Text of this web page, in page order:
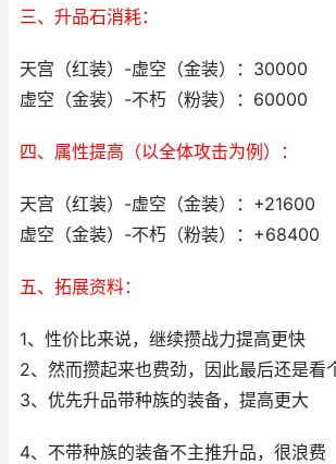
三、升品石消耗：
天宫（红装）-虚空（金装）：30000
虚空（金装）-不朽（粉装）：60000
四、属性提高（以全体攻击为例）：
天宫（红装）-虚空（金装）：+21600
虚空（金装）-不朽（粉装）：+68400
五、拓展资料：
1、性价比来说，继续攒战力提高更快
2、然而攒起来也费劲，因此最后还是看
3、优先升品带种族的装备，提高更大
4、不带种族的装备不主推升品，很浪费